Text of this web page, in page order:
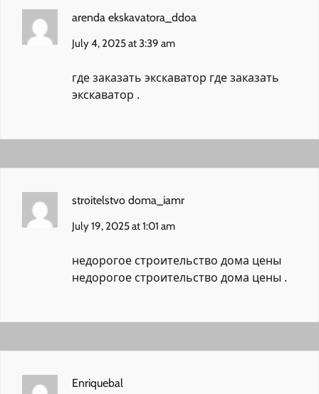
arenda ekskavatora_ddoa
July 4, 2025 at 3:39 am
где заказать экскаватор где заказать
экскаватор .
stroitelstvo doma_iamr
July 19, 2025 at 1:01 am
недорогое строительство дома цены
недорогое строительство дома цены .
Enriquebal